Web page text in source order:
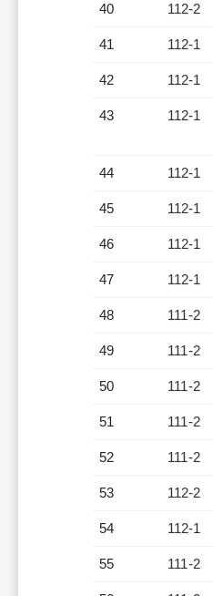
40 112-2
41 112-1
42 112-1
43 112-1
44 112-1
45 112-1
46 112-1
47 112-1
48 111-2
49 111-2
50 111-2
51 111-2
52 111-2
53 112-2
54 112-1
55 111-2